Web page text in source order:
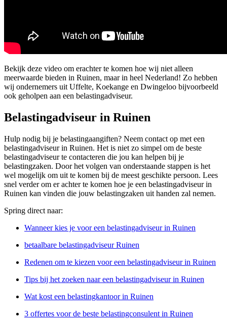
Bekijk deze video om erachter te komen hoe wij niet alleen
meerwaarde bieden in Ruinen, maar in heel Nederland! Zo hebben
wij ondernemers uit Uffelte, Koekange en Dwingeloo bijvoorbeeld
ook geholpen aan een belastingadviseur.
Belastingadviseur in Ruinen
Hulp nodig bij je belastingaangiften? Neem contact op met een
belastingadviseur in Ruinen. Het is niet zo simpel om de beste
belastingadviseur te contacteren die jou kan helpen bij je
belastingzaken. Door het volgen van onderstaande stappen is het
wel mogelijk om uit te komen bij de meest geschikte persoon. Lees
snel verder om er achter te komen hoe je een belastingadviseur in
Ruinen kan vinden die jouw belastingzaken uit handen zal nemen.
Spring direct naar:
Wanneer kies je voor een belastingadviseur in Ruinen
betaalbare belastingadviseur Ruinen
Redenen om te kiezen voor een belastingadviseur in Ruinen
Tips bij het zoeken naar een belastingadviseur in Ruinen
Wat kost een belastingkantoor in Ruinen
3 offertes voor de beste belastingconsulent in Ruinen